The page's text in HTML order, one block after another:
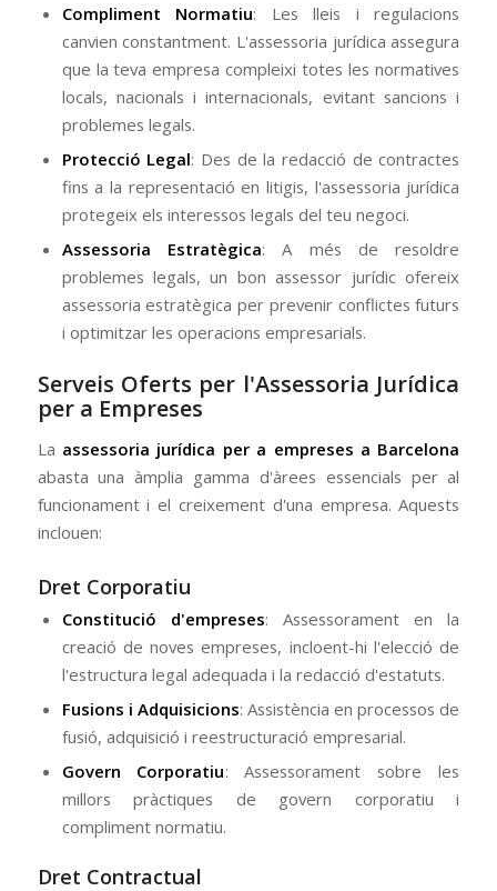
Compliment Normatiu: Les lleis i regulacions
canvien constantment. L'assessoria jurídica assegura
que la teva empresa compleixi totes les normatives
locals, nacionals i internacionals, evitant sancions i
problemes legals.
Protecció Legal: Des de la redacció de contractes
fins a la representació en litigis, l'assessoria jurídica
protegeix els interessos legals del teu negoci.
Assessoria Estratègica: A més de resoldre
problemes legals, un bon assessor jurídic ofereix
assessoria estratègica per prevenir conflictes futurs
i optimitzar les operacions empresarials.
Serveis Oferts per l'Assessoria Jurídica
per a Empreses
La assessoria jurídica per a empreses a Barcelona
abasta una àmplia gamma d'àrees essencials per al
funcionament i el creixement d'una empresa. Aquests
inclouen:
Dret Corporatiu
Constitució d'empreses: Assessorament en la
creació de noves empreses, incloent-hi l'elecció de
l'estructura legal adequada i la redacció d'estatuts.
Fusions i Adquisicions: Assistència en processos de
fusió, adquisició i reestructuració empresarial.
Govern Corporatiu: Assessorament sobre les
millors pràctiques de govern corporatiu i
compliment normatiu.
Dret Contractual